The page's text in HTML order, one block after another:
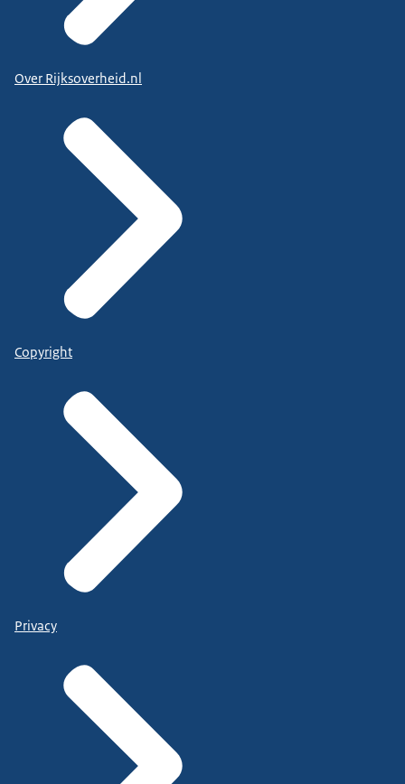
Over Rijksoverheid.nl
Copyright
Privacy